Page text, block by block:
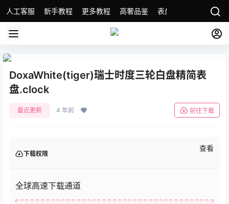
人工客服 新手教程 更多教程 高奢品鉴 表盘精选 名表故事
DoxaWhite(tiger)瑞士时度三轮白盘精简表
盘.clock
最近更新 4 年前 前往下载
下载权限
查看
全球高速下载通道